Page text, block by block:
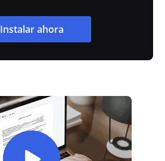
Instalar ahora